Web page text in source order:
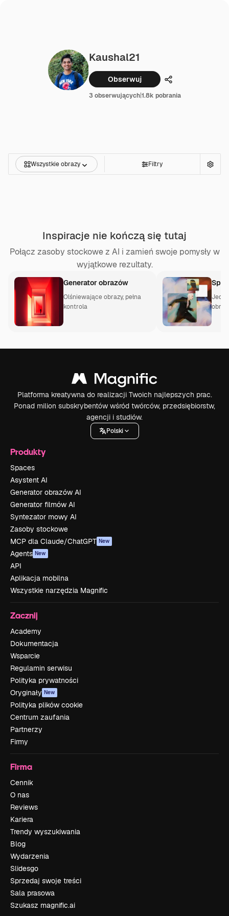
Kaushal21
Obserwuj Udostępnij
3 obserwujących|1.8k pobrania
Wszystkie obrazy Filtry
Inspiracje nie kończą się tutaj
Połącz zasoby stockowe z AI i zamień swoje pomysły w
wyjątkowe rezultaty.
Generator obrazów
Olśniewające obrazy, pełna
kontrola
Platforma kreatywna do realizacji Twoich najlepszych prac.
Ponad milion subskrybentów wśród twórców, przedsiębiorstw,
agencji i studiów.
Polski
Produkty
Spaces
Asystent AI
Generator obrazów AI
Generator filmów AI
Syntezator mowy AI
Zasoby stockowe
MCP dla Claude/ChatGPT New
Agents New
API
Aplikacja mobilna
Wszystkie narzędzia Magnific
Zacznij
Academy
Dokumentacja
Wsparcie
Regulamin serwisu
Polityka prywatności
Oryginały New
Polityka plików cookie
Centrum zaufania
Partnerzy
Firmy
Firma
Cennik
O nas
Reviews
Kariera
Trendy wyszukiwania
Blog
Wydarzenia
Slidesgo
Sprzedaj swoje treści
Sala prasowa
Szukasz magnific.ai